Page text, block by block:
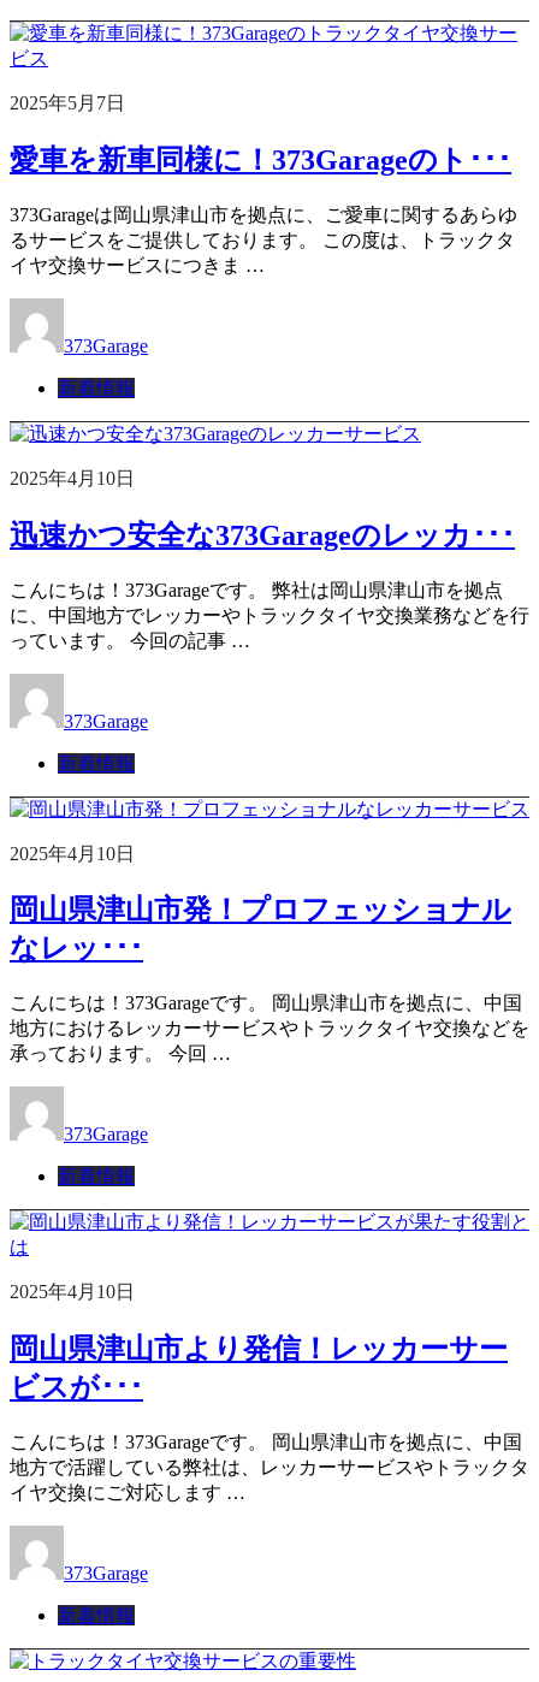
2025年5月7日
愛車を新車同様に！373Garageのト･･･
373Garageは岡山県津山市を拠点に、ご愛車に関するあらゆ
るサービスをご提供しております。 この度は、トラックタ
イヤ交換サービスにつきま …
373Garage
新着情報
2025年4月10日
迅速かつ安全な373Garageのレッカ･･･
こんにちは！373Garageです。 弊社は岡山県津山市を拠点
に、中国地方でレッカーやトラックタイヤ交換業務などを行
っています。 今回の記事 …
373Garage
新着情報
2025年4月10日
岡山県津山市発！プロフェッショナル
なレッ･･･
こんにちは！373Garageです。 岡山県津山市を拠点に、中国
地方におけるレッカーサービスやトラックタイヤ交換などを
承っております。 今回 …
373Garage
新着情報
2025年4月10日
岡山県津山市より発信！レッカーサー
ビスが･･･
こんにちは！373Garageです。 岡山県津山市を拠点に、中国
地方で活躍している弊社は、レッカーサービスやトラックタ
イヤ交換にご対応します …
373Garage
新着情報